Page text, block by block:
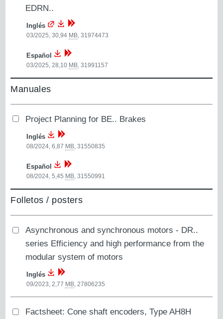
EDRN..
Inglés
03/2025, 30,94 MB,31974473
Español
03/2025, 28,10 MB,31991157
Manuales
Project Planning for BE.. Brakes
Inglés
08/2024, 6,87 MB,31550835
Español
08/2024, 5,45 MB,31550991
Folletos / posters
Asynchronous and synchronous motors - DR..
series Efficiency and high performance from the
modular system of motors
Inglés
09/2023, 2,77 MB,27806235
Factsheet: Cone shaft encoders, Type AH8H